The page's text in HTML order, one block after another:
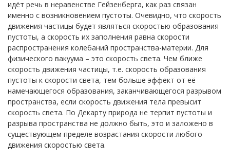
идёт речь в неравенстве Гейзенберга, как раз связан
именно с возникновением пустоты. Очевидно, что скорость
движения частицы будет являться скоростью образования
пустоты, а скорость их заполнения равна скорости
распространения колебаний пространства-материи. Для
физического вакуума – это скорость света. Чем ближе
скорость движения частицы, т.е. скорость образования
пустоты к скорости света, тем больше эффект от её
намечающегося образования, заканчивающегося разрывом
пространства, если скорость движения тела превысит
скорость света. По Декарту природа не терпит пустоты и
разрыва пространства не должно быть, это и заложено в
существующем пределе возрастания скорости любого
движения скоростью света.